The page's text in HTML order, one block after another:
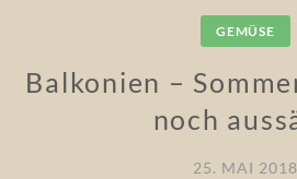
GEMÜSE
Balkonien –
noch
25. MAI 2018